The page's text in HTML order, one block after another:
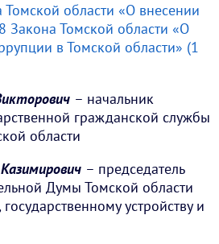
Томской области «О внесении
Закона Томской области «О
в Томской области» (1
– начальник
гражданской службы
области
– председатель
Думы Томской области
устройству и